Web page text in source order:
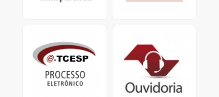
Sistema de Processo
Eletrônico
Ouvidoria do
TCESP: Central de
Atendimento
0800.800.7575